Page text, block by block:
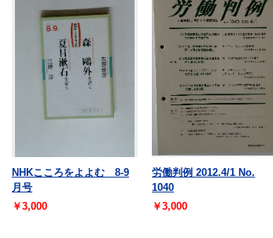
NHKこころをよよむ 8-9
月号
￥3,000
労働判例 2012.4/1 No.
1040
￥3,000